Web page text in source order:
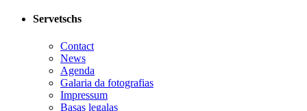
Servetschs
Contact
News
Agenda
Galaria da fotografias
Impressum
Basas legalas